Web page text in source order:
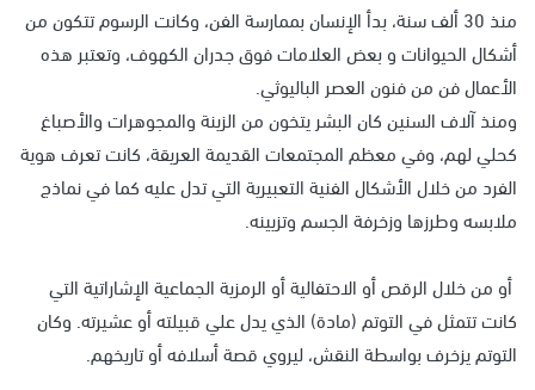
منذ 30 ألف سنة، بدأ الإنسان بممارسة الفن، وكانت الرسوم تتكون من
أشكال الحيوانات و بعض العلامات فوق جدران الكهوف، وتعتبر هذه
الأعمال فن من فنون العصر الباليوثي.
ومنذ آلاف السنين كان البشر يتخون من الزينة والمجوهرات والأصباغ
كحلي لهم، وفي معظم المجتمعات القديمة العريقة، كانت تعرف هوية
الفرد من خلال الأشكال الفنية التعبيرية التي تدل عليه كما في نماذج
ملابسه وطرزها وزخرفة الجسم وتزيينه.
أو من خلال الرقص أو الاحتفالية أو الرمزية الجماعية الإشاراتية التي
كانت تتمثل في التوتم (مادة) الذي يدل علي قبيلته أو عشيرته. وكان
التوتم يزخرف بواسطة النقش، ليروي قصة أسلافه أو تاريخهم.